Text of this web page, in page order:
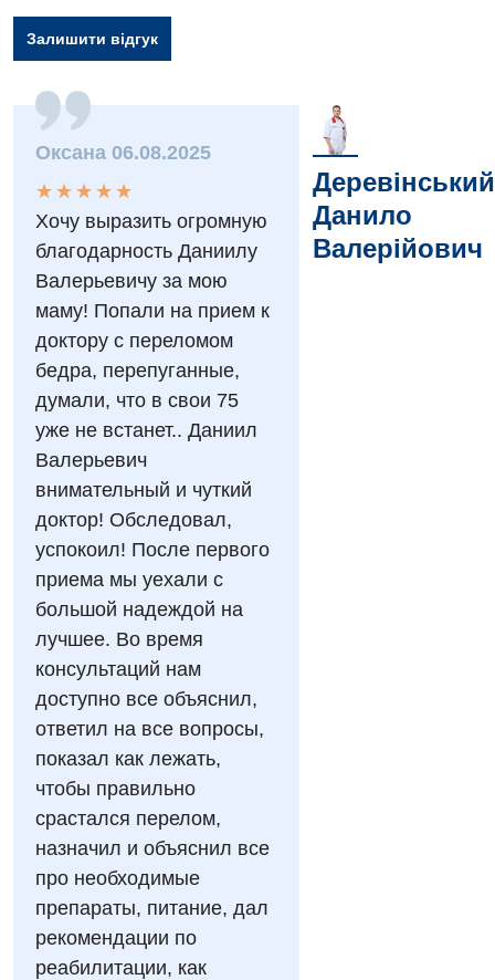
Вакансії
Заходи БПР
Інтернатура
Безкоштовні операції
Енциклопедія
Програма лояльності
Відгуки
Відео
Діагностика
Ангіографічні дослідження
Діагностичне відділення
Ендоскопічне відділення
Комп’ютерна томографія
Магнітно-резонансна томографія
Мамографія
Нейросонографія
Рентгенографія
УЗД
Для дорослих
Акушерство і гінекологія
Андрологія
Безоплатні послуги
Відділ госпіталізації
Відділення кардіосудинної патології та неврології
Відділення невідкладних станів
Відділення інтенсивної терапії
Гінекологічне відділення
Денний стаціонар
Діагностичне відділення
Ендоскопічне відділення
Онкологічне відділлення
Офтальмологічне відділення
Педіатричне відділення
Терапевтичне відділення
Травматологічне відділення
Урологічне відділення
Декларування
Національний скринінг здоров’я 40+
Російська
Залишити відгук
Оксана 06.08.2025
★
★
★
★
★
★ ★ ★ ★ ★
Хочу выразить огромную
благодарность Даниилу
Валерьевичу за мою
маму! Попали на прием к
доктору с переломом
бедра, перепуганные,
думали, что в свои 75
уже не встанет.. Даниил
Валерьевич
внимательный и чуткий
доктор! Обследовал,
успокоил! После первого
приема мы уехали с
большой надеждой на
лучшее. Во время
консультаций нам
доступно все объяснил,
ответил на все вопросы,
показал как лежать,
чтобы правильно
срастался перелом,
назначил и объяснил все
про необходимые
препараты, питание, дал
рекомендации по
реабилитации, как
Деревінський
Данило
Валерійович